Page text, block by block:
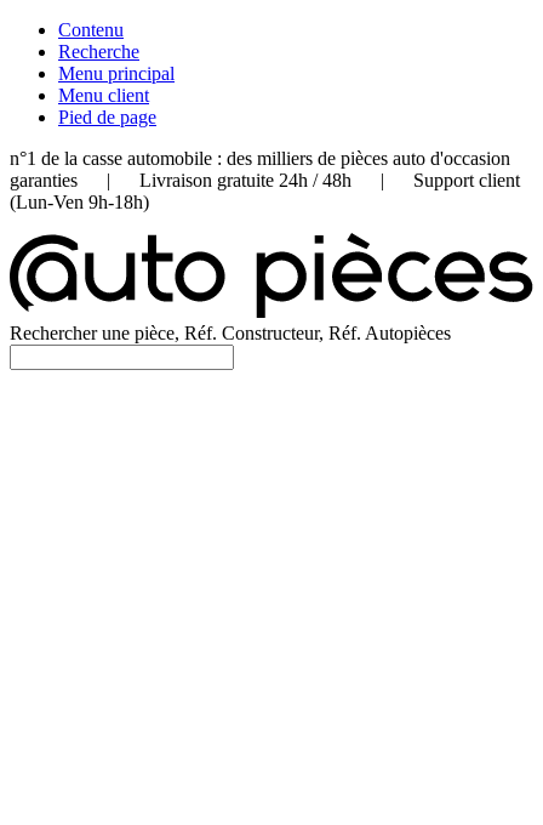
Contenu
Recherche
Menu principal
Menu client
Pied de page
n°1 de la casse automobile : des milliers de pièces auto d'occasion
garanties | Livraison gratuite 24h / 48h | Support client
(Lun-Ven 9h-18h)
Rechercher une pièce, Réf. Constructeur, Réf. Autopièces